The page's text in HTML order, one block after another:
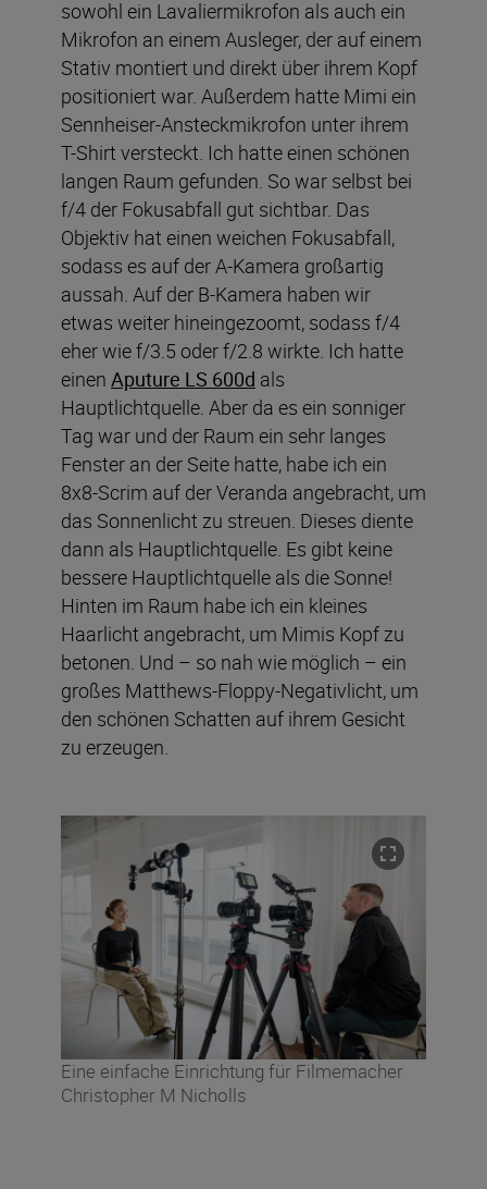
sowohl ein Lavaliermikrofon als auch ein
Mikrofon an einem Ausleger, der auf einem
Stativ montiert und direkt über ihrem Kopf
positioniert war. Außerdem hatte Mimi ein
Sennheiser-Ansteckmikrofon unter ihrem
T-Shirt versteckt. Ich hatte einen schönen
langen Raum gefunden. So war selbst bei
f/4 der Fokusabfall gut sichtbar. Das
Objektiv hat einen weichen Fokusabfall,
sodass es auf der A-Kamera großartig
aussah. Auf der B-Kamera haben wir
etwas weiter hineingezoomt, sodass f/4
eher wie f/3.5 oder f/2.8 wirkte. Ich hatte
einen Aputure LS 600d als
Hauptlichtquelle. Aber da es ein sonniger
Tag war und der Raum ein sehr langes
Fenster an der Seite hatte, habe ich ein
8x8-Scrim auf der Veranda angebracht, um
das Sonnenlicht zu streuen. Dieses diente
dann als Hauptlichtquelle. Es gibt keine
bessere Hauptlichtquelle als die Sonne!
Hinten im Raum habe ich ein kleines
Haarlicht angebracht, um Mimis Kopf zu
betonen. Und – so nah wie möglich – ein
großes Matthews-Floppy-Negativlicht, um
den schönen Schatten auf ihrem Gesicht
zu erzeugen.
Eine einfache Einrichtung für Filmemacher
Christopher M Nicholls